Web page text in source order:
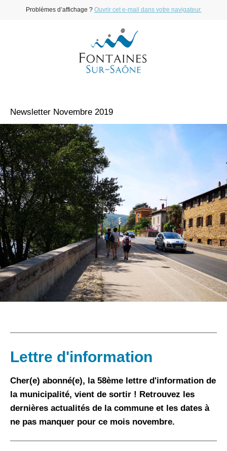
Problèmes d’affichage ? Ouvrir cet e-mail dans votre navigateur.
Newsletter Novembre 2019
Lettre d'information
Cher(e) abonné(e), la 58ème lettre d'information de
la municipalité, vient de sortir ! Retrouvez les
dernières actualités de la commune et les dates à
ne pas manquer pour ce mois novembre.